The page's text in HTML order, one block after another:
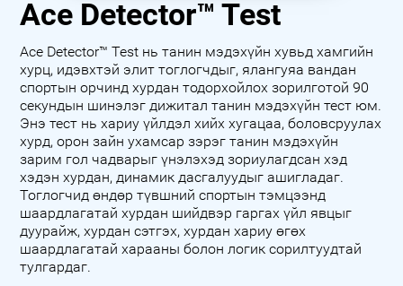
Ace Detector™ Test
Ace Detector™ Test нь танин мэдэхүйн хувьд хамгийн
хурц, идэвхтэй элит тоглогчдыг, ялангуяа вандан
спортын орчинд хурдан тодорхойлох зорилготой 90
секундын шинэлэг дижитал танин мэдэхүйн тест юм.
Энэ тест нь хариу үйлдэл хийх хугацаа, боловсруулах
хурд, орон зайн ухамсар зэрэг танин мэдэхүйн
зарим гол чадварыг үнэлэхэд зориулагдсан хэд
хэдэн хурдан, динамик дасгалуудыг ашигладаг.
Тоглогчид өндөр түвшний спортын тэмцээнд
шаардлагатай хурдан шийдвэр гаргах үйл явцыг
дуурайж, хурдан сэтгэх, хурдан хариу өгөх
шаардлагатай харааны болон логик сорилтуудтай
тулгардаг.